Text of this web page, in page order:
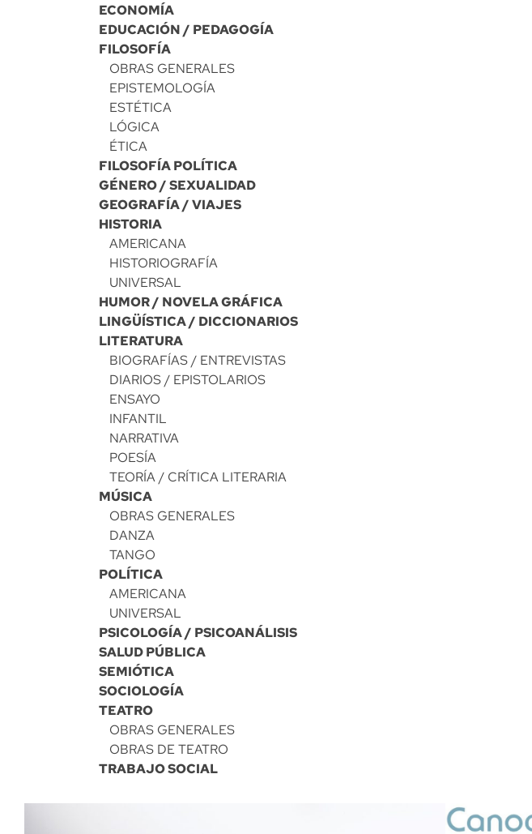
ECONOMÍA
EDUCACIÓN / PEDAGOGÍA
FILOSOFÍA
OBRAS GENERALES
EPISTEMOLOGÍA
ESTÉTICA
LÓGICA
ÉTICA
FILOSOFÍA POLÍTICA
GÉNERO / SEXUALIDAD
GEOGRAFÍA / VIAJES
HISTORIA
AMERICANA
HISTORIOGRAFÍA
UNIVERSAL
HUMOR / NOVELA GRÁFICA
LINGÜÍSTICA / DICCIONARIOS
LITERATURA
BIOGRAFÍAS / ENTREVISTAS
DIARIOS / EPISTOLARIOS
ENSAYO
INFANTIL
NARRATIVA
POESÍA
TEORÍA / CRÍTICA LITERARIA
MÚSICA
OBRAS GENERALES
DANZA
TANGO
POLÍTICA
AMERICANA
UNIVERSAL
PSICOLOGÍA / PSICOANÁLISIS
SALUD PÚBLICA
SEMIÓTICA
SOCIOLOGÍA
TEATRO
OBRAS GENERALES
OBRAS DE TEATRO
TRABAJO SOCIAL